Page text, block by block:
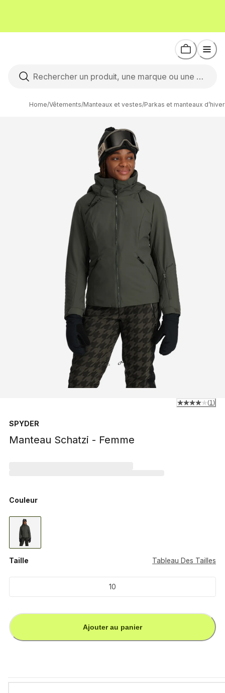
Home/Vêtements/Manteaux et vestes/Parkas et manteaux d’hiver
SPYDER
Manteau Schatzi - Femme
(1)
Couleur
Taille Tableau Des Tailles
10
Ajouter au panier